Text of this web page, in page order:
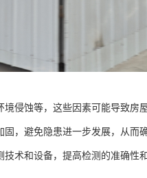
侵蚀等，这些因素可能导致房
，避免隐患进一步发展，从而
术和设备，提高检测的准确性